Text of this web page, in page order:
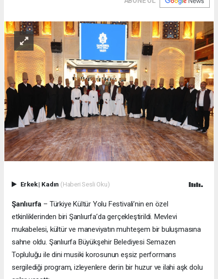
Erkek| Kadın (Haberi Sesli Oku)
Şanlıurfa – Türkiye Kültür Yolu Festivali’nin en özel
etkinliklerinden biri Şanlıurfa’da gerçekleştirildi. Mevlevi
mukabelesi, kültür ve maneviyatın muhteşem bir buluşmasına
sahne oldu. Şanlıurfa Büyükşehir Belediyesi Semazen
Topluluğu ile dini musiki korosunun eşsiz performans
sergilediği program, izleyenlere derin bir huzur ve ilahi aşk dolu